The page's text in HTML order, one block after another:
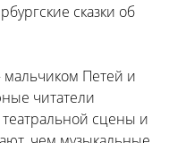
сказки об
Петей и
читатели
сцены и